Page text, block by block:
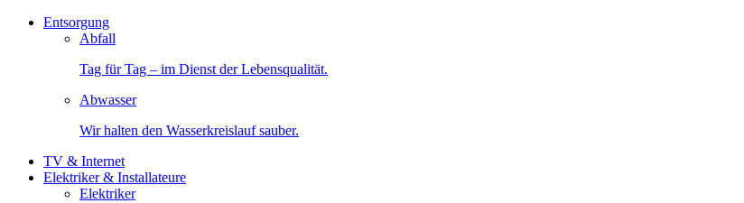
Entsorgung
Abfall
Tag für Tag – im Dienst der Lebensqualität.
Abwasser
Wir halten den Wasserkreislauf sauber.
TV & Internet
Elektriker & Installateure
Elektriker